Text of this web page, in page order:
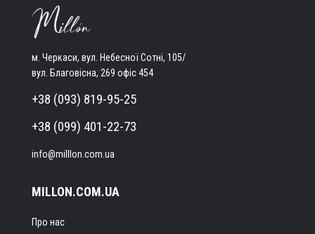
м. Черкаси, вул. Небесної Сотні, 105/
вул. Благовісна, 269 офіс 454
+38 (093) 819-95-25
+38 (099) 401-22-73
info@milllon.com.ua
MILLON.COM.UA
Про нас